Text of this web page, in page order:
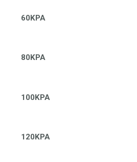
60KPA
80KPA
100KPA
120KPA